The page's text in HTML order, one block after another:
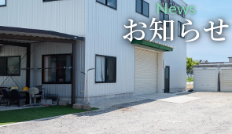
News
お知らせ